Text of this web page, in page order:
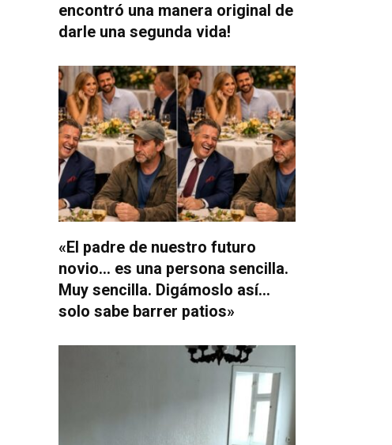
encontró una manera original de
darle una segunda vida!
«El padre de nuestro futuro
novio… es una persona sencilla.
Muy sencilla. Digámoslo así…
solo sabe barrer patios»